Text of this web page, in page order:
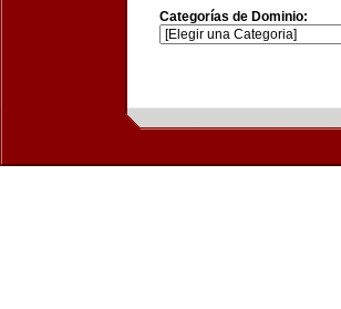
Categorías de Dominio: